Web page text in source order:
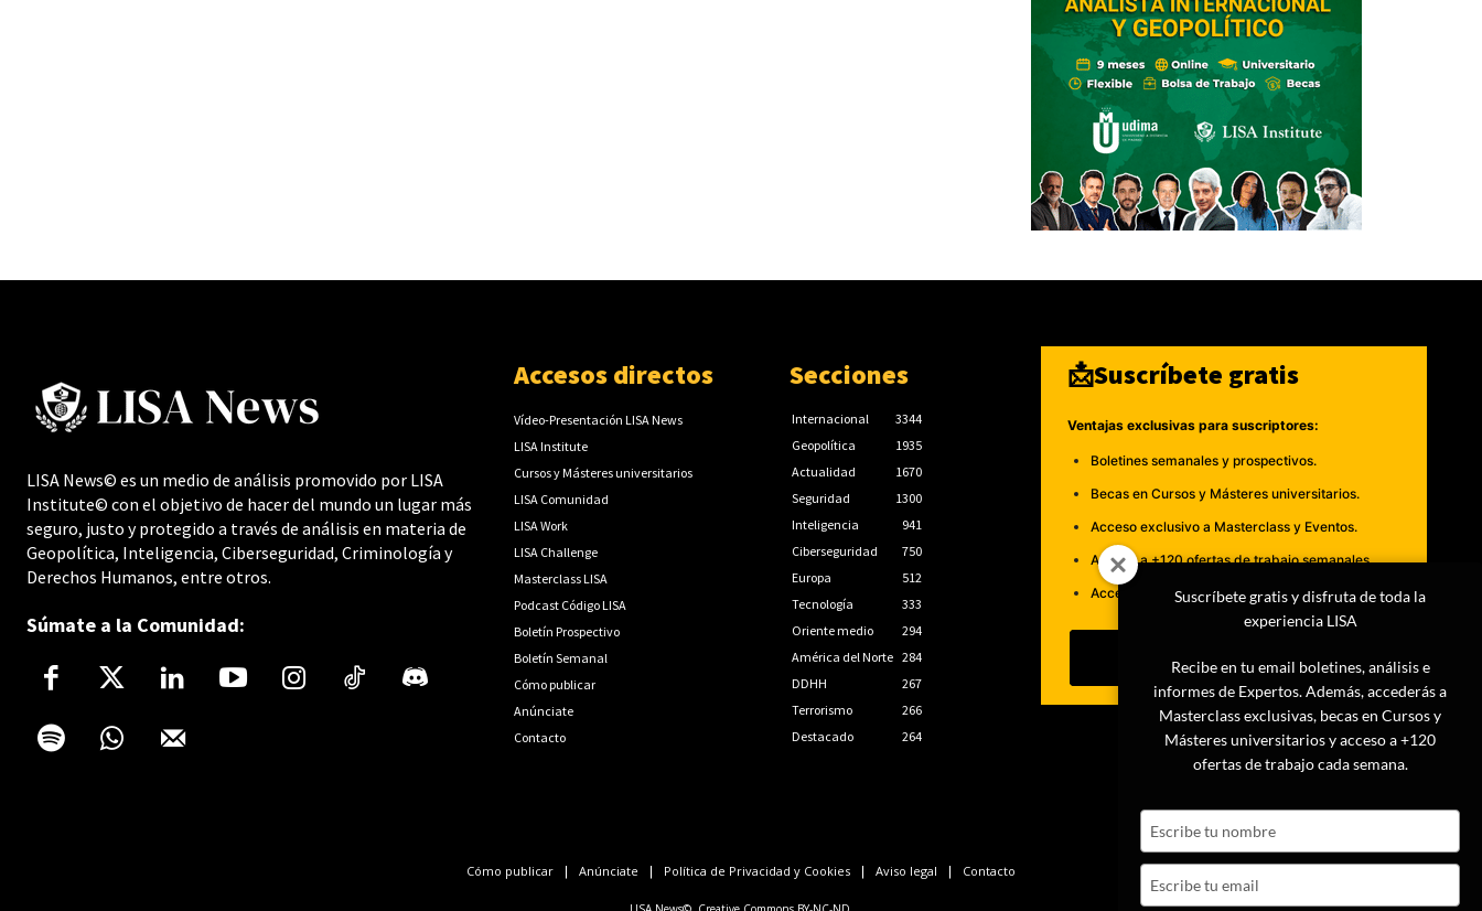
LISA News© es un medio de análisis promovido por LISA
Institute© con el objetivo de hacer del mundo un lugar más
seguro, justo y protegido a través de análisis en materia de
Geopolítica, Inteligencia, Ciberseguridad, Criminología y
Derechos Humanos, entre otros.
Súmate a la Comunidad:
Accesos directos
Vídeo-Presentación LISA News
LISA Institute
Cursos y Másteres universitarios
LISA Comunidad
LISA Work
LISA Challenge
Masterclass LISA
Podcast Código LISA
Boletín Prospectivo
Boletín Semanal
Cómo publicar
Anúnciate
Contacto
Secciones
Internacional
3344
Geopolítica
1935
Actualidad
1670
Seguridad
1300
Inteligencia
941
Ciberseguridad
750
Europa
512
Tecnología
333
Oriente medio
294
América del Norte 284
DDHH
267
Terrorismo
266
Destacado
264
📩Suscríbete gratis
Ventajas exclusivas para suscriptores:
Boletines semanales y prospectivos.
Becas en Cursos y Másteres universitarios.
Acceso exclusivo a Masterclass y Eventos.
Acceso a +120 ofertas de trabajo semanales.
Acceso a LISA Comunidad y LISA Challenge.
Suscribirme
Cómo publicar Anúnciate Política de Privacidad y Cookies Aviso legal Contacto
Suscríbete gratis y disfruta de toda la
experiencia LISA
Recibe en tu email boletines, análisis e
informes de Expertos. Además, accederás a
Masterclass exclusivas, becas en Cursos y
Másteres universitarios y acceso a +120
ofertas de trabajo cada semana.
name